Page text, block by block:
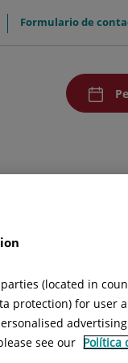
Formulario de
(located in
protection) for user
see our Política